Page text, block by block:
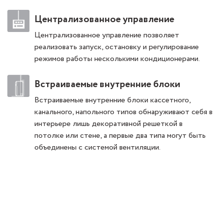
Централизованное управление
Централизованное управление позволяет
реализовать запуск, остановку и регулирование
режимов работы несколькими кондиционерами.
Встраиваемые внутренние блоки
Встраиваемые внутренние блоки кассетного,
канального, напольного типов обнаруживают себя в
интерьере лишь декоративной решеткой в
потолке или стене, а первые два типа могут быть
объединены с системой вентиляции.